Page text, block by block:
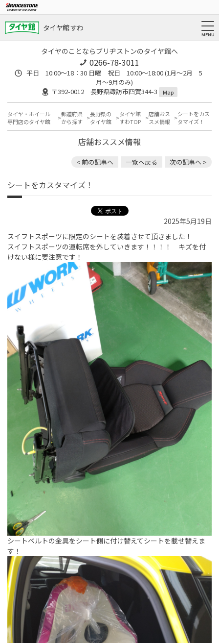
タイヤ館 すわ
タイヤのことならブリヂストンのタイヤ館へ
0266-78-3011
平日 10:00〜18：30 日曜 祝日 10:00〜18:00 (1月〜2月 5
月〜9月のみ)
〒392-0012 長野県諏訪市四賀344-3
Map
タイヤ・ホイール
専門店のタイヤ館
都道府県
から探す
長野県の
タイヤ館
タイヤ館
すわTOP
店舗おス
スメ情報
シートをカス
タマイズ！
店舗おススメ情報
< 前の記事へ 一覧へ戻る 次の記事へ >
シートをカスタマイズ！
2025年5月19日
スイフトスポーツに限定のシートを装着させて頂きました！
スイフトスポーツの運転席を外していきます！！！！ キズを付
けない様に要注意です！
シートベルトの金具をシート側に付け替えてシートを載せ替えま
す！